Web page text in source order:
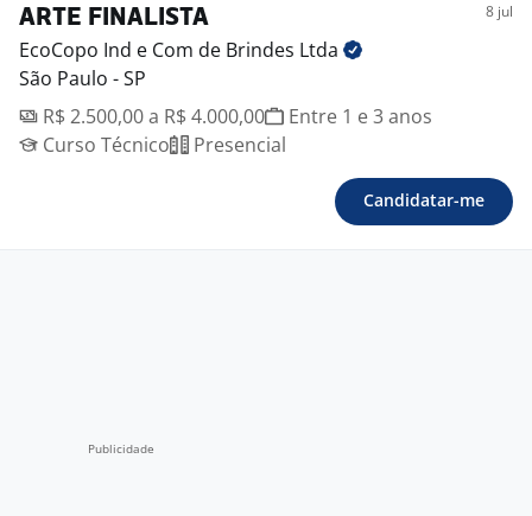
ARTE FINALISTA 8 jul
EcoCopo Ind e Com de Brindes Ltda
São Paulo - SP
R$ 2.500,00 a R$ 4.000,00
Entre 1 e 3 anos
Curso Técnico
Presencial
Candidatar-me